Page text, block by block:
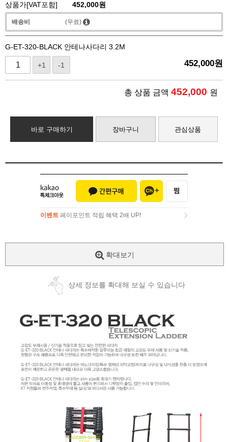
상품가[VAT포함] 452,000원
배송비 (무료)
G-ET-320-BLACK 안테나사다리 3.2M
+1 -1 452,000원
총 상품 금액 452,000 원
바로 구매하기 장바구니 관심상품
이벤트 페이포인트 적립 혜택 2배 UP!
확대보기
상세 정보를 확대해 보실 수 있습니다